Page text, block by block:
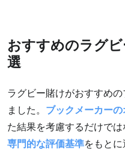
おすすめのラグ
選
ラグビー賭けがおすすめ
ました。 ブックメーカー
た結果を考慮するだけで
専門的な評価基準をもとに